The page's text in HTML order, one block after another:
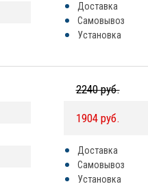
Доставка
Самовывоз
Установка
2240 руб.
1904 руб.
Доставка
Самовывоз
Установка